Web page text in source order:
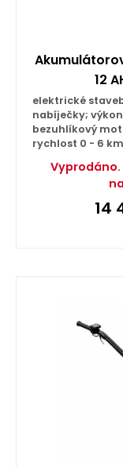
12
elektrické
nabíječky;
bezuhlíkový
rychlost 0 - 6
14